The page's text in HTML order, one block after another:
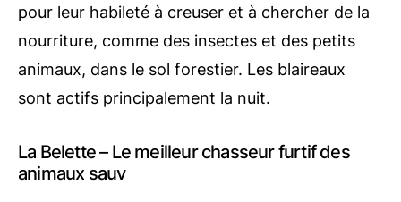
pour leur habileté à creuser et à chercher de la
nourriture, comme des insectes et des petits
animaux, dans le sol forestier. Les blaireaux
sont actifs principalement la nuit.
La Belette – Le meilleur chasseur furtif des
animaux sauv